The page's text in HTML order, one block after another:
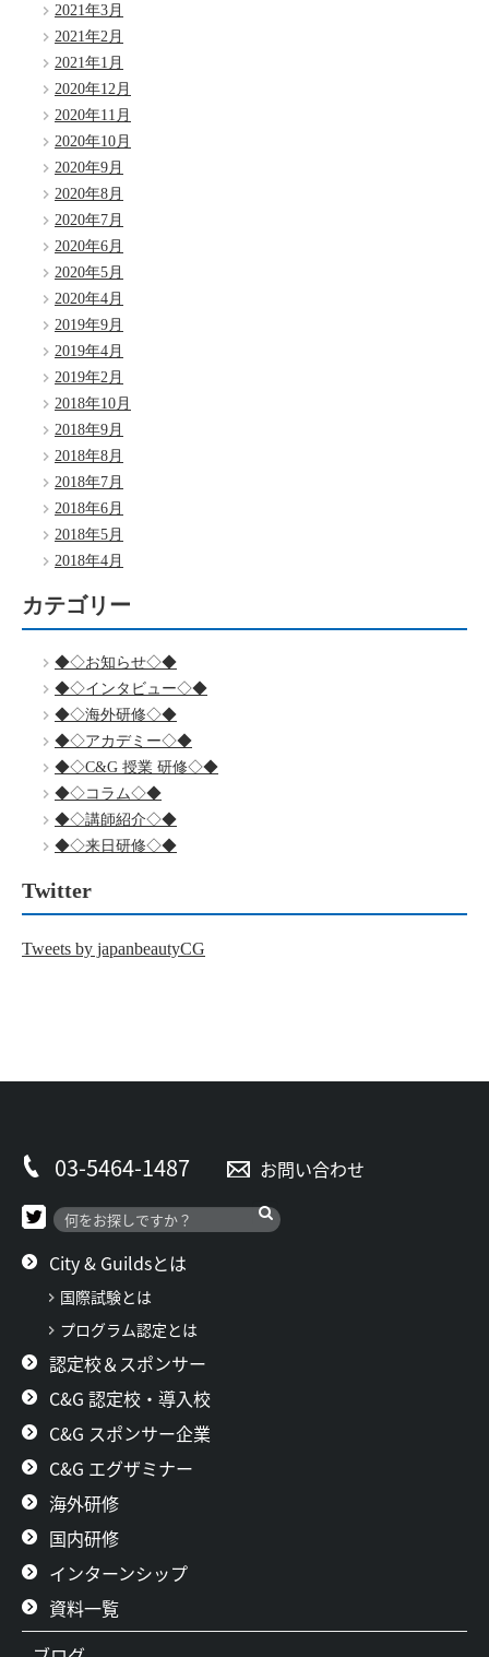
2021年3月
2021年2月
2021年1月
2020年12月
2020年11月
2020年10月
2020年9月
2020年8月
2020年7月
2020年6月
2020年5月
2020年4月
2019年9月
2019年4月
2019年2月
2018年10月
2018年9月
2018年8月
2018年7月
2018年6月
2018年5月
2018年4月
カテゴリー
◆◇お知らせ◇◆
◆◇インタビュー◇◆
◆◇海外研修◇◆
◆◇アカデミー◇◆
◆◇C&G 授業 研修◇◆
◆◇コラム◇◆
◆◇講師紹介◇◆
◆◇来日研修◇◆
Twitter
Tweets by japanbeautyCG
03-5464-1487 お問い合わせ
City & Guildsとは
国際試験とは
プログラム認定とは
認定校＆スポンサー
C&G 認定校・導入校
C&G スポンサー企業
C&G エグザミナー
海外研修
国内研修
インターンシップ
資料一覧